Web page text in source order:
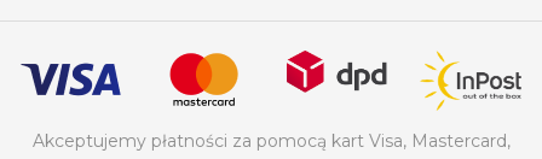
Akceptujemy płatności za pomocą kart Visa, Mastercard,